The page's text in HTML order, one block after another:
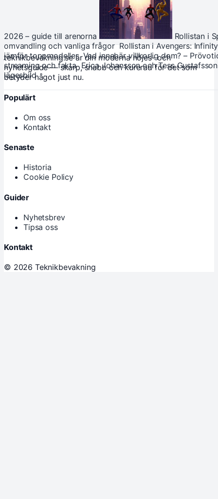
2026 – guide till arenorna
Rollistan i
omvandling och vanliga frågor Rollistan i Avengers:
jämför toppmodeller Vad innebär villkorlig dom? –
streaming och fakta Erica Johansson och Tess
lägesbild
teknikbevakning.se är din moderna nöjes- och
nyhetsguide — skarp, snabb och kurerad för det som
betyder något just nu.
Populärt
Om oss
Kontakt
Senaste
Historia
Cookie Policy
Guider
Nyhetsbrev
Tipsa oss
Kontakt
© 2026 Teknikbevakning